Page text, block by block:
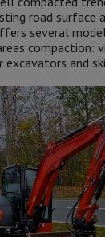
road surface
several
compaction:
and